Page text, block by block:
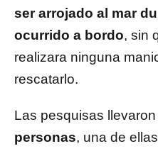
ser arrojado al mar
ocurrido a bordo, sin
realizara ninguna
rescatarlo.
Las pesquisas
personas, una de